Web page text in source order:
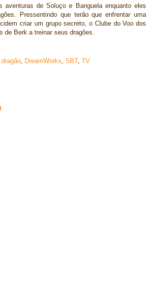
aventuras de Soluço e Banguela enquanto eles
Pressentindo que terão que enfrentar uma
criar um grupo secreto, o Clube do Voo dos
de Berk a treinar seus dragões.
, DreamWorks, SBT, TV